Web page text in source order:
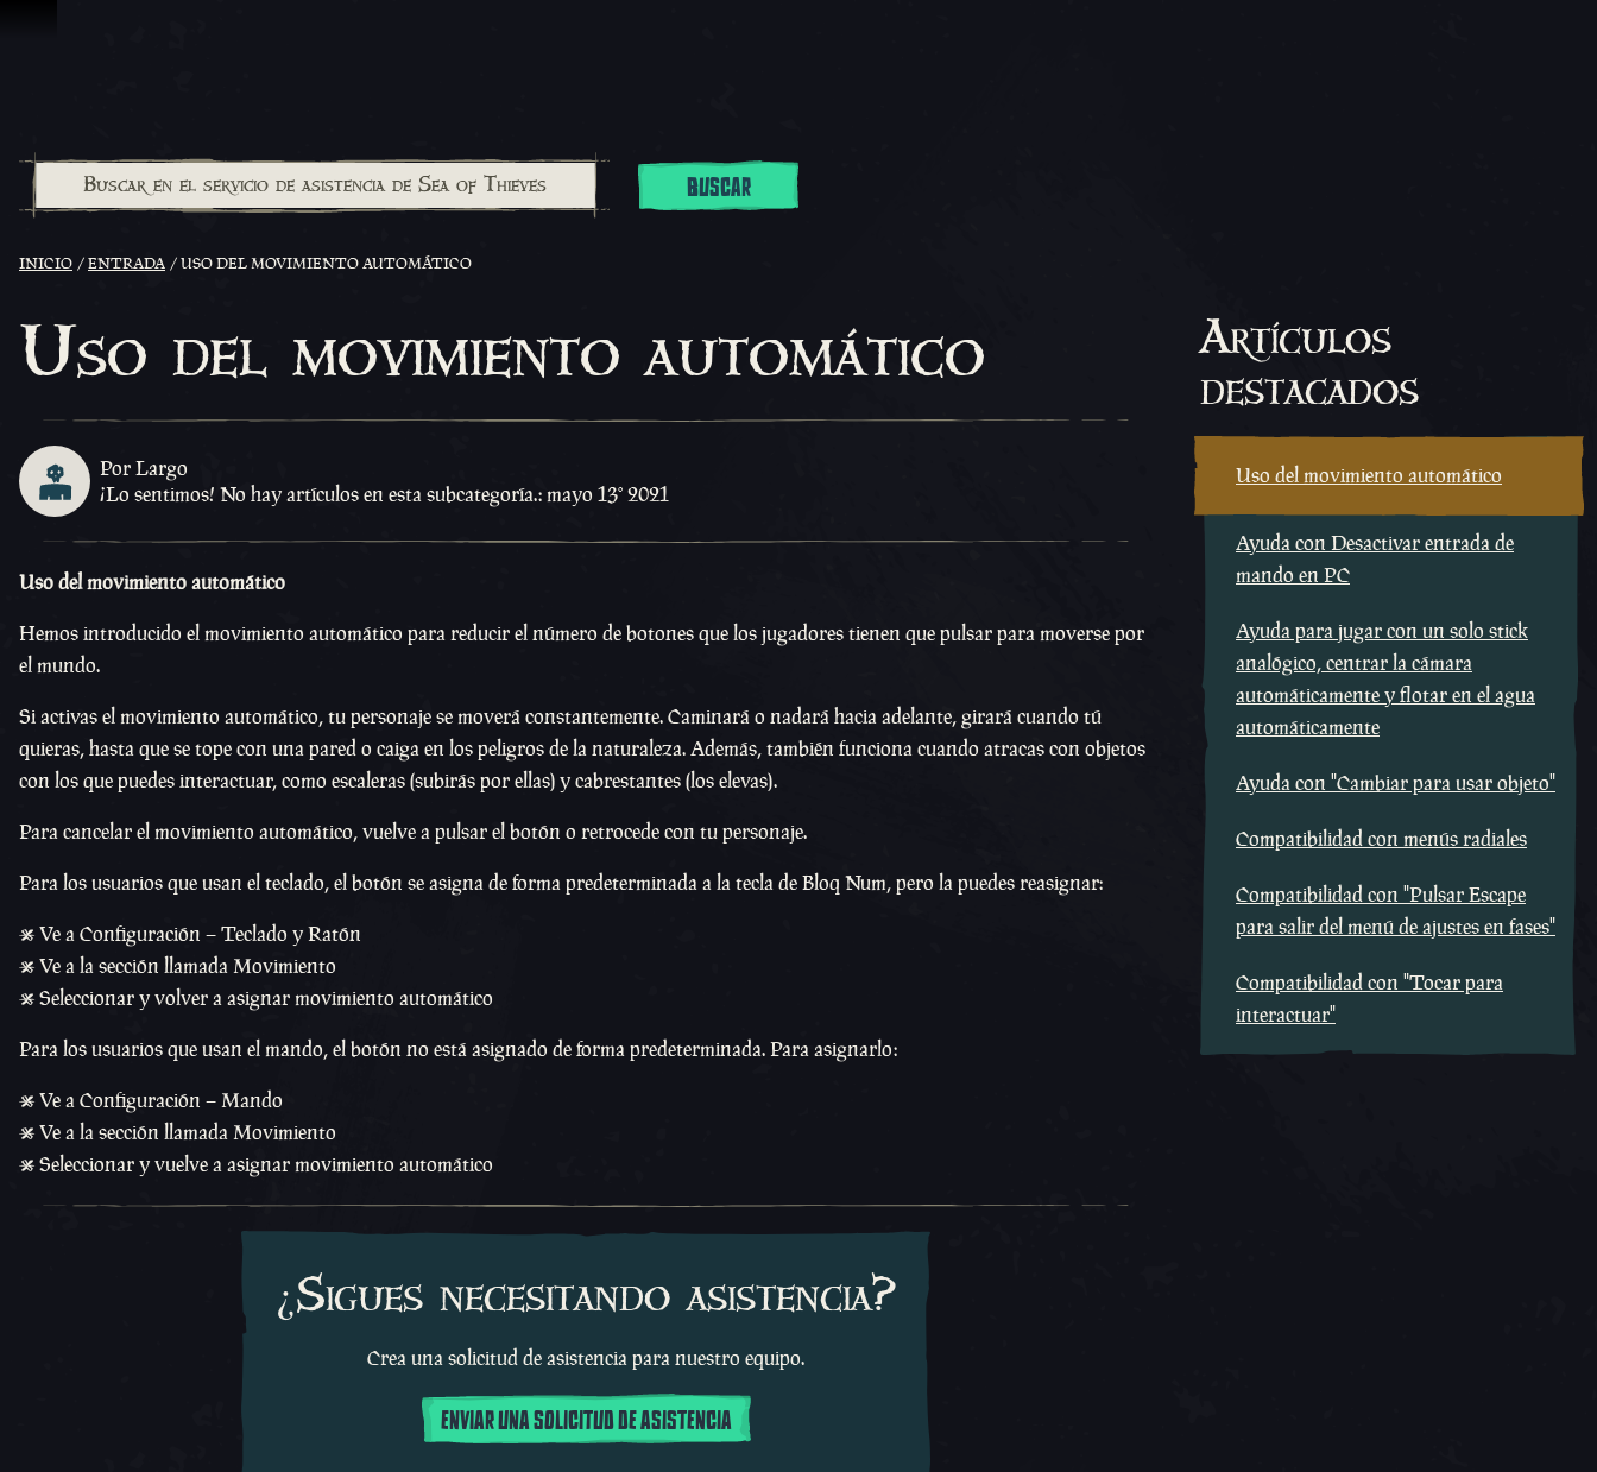
BUSCAR
INICIO ENTRADA USO DEL MOVIMIENTO AUTOMÁTICO
Uso del movimiento automático
Por Largo
¡Lo sentimos! No hay artículos en esta subcategoría.: mayo 13º 2021
Uso del movimiento automático
Hemos introducido el movimiento automático para reducir el número de botones que los jugadores tienen que pulsar para moverse por
el mundo.
Si activas el movimiento automático, tu personaje se moverá constantemente. Caminará o nadará hacia adelante, girará cuando tú
quieras, hasta que se tope con una pared o caiga en los peligros de la naturaleza. Además, también funciona cuando atracas con objetos
con los que puedes interactuar, como escaleras (subirás por ellas) y cabrestantes (los elevas).
Para cancelar el movimiento automático, vuelve a pulsar el botón o retrocede con tu personaje.
Para los usuarios que usan el teclado, el botón se asigna de forma predeterminada a la tecla de Bloq Num, pero la puedes reasignar:
• Ve a Configuración – Teclado y Ratón
• Ve a la sección llamada Movimiento
• Seleccionar y volver a asignar movimiento automático
Para los usuarios que usan el mando, el botón no está asignado de forma predeterminada. Para asignarlo:
• Ve a Configuración – Mando
• Ve a la sección llamada Movimiento
• Seleccionar y vuelve a asignar movimiento automático
¿Sigues necesitando asistencia?
Crea una solicitud de asistencia para nuestro equipo.
ENVIAR UNA SOLICITUD DE ASISTENCIA
Artículos
destacados
Uso del movimiento automático
Ayuda con Desactivar entrada de
mando en PC
Ayuda para jugar con un solo stick
analógico, centrar la cámara
automáticamente y flotar en el agua
automáticamente
Ayuda con "Cambiar para usar objeto"
Compatibilidad con menús radiales
Compatibilidad con "Pulsar Escape
para salir del menú de ajustes en fases"
Compatibilidad con "Tocar para
interactuar"